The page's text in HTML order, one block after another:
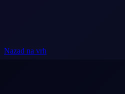
Nazad na vrh